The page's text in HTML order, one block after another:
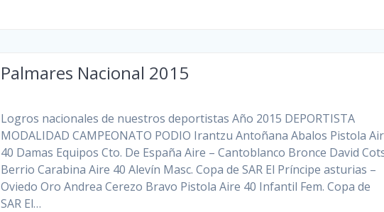
Palmares Nacional 2015
Logros nacionales de nuestros deportistas Año 2015 DEPORTISTA
MODALIDAD CAMPEONATO PODIO Irantzu Antoñana Abalos Pistola
40 Damas Equipos Cto. De España Aire – Cantoblanco Bronce David
Berrio Carabina Aire 40 Alevín Masc. Copa de SAR El Príncipe asturias –
Oviedo Oro Andrea Cerezo Bravo Pistola Aire 40 Infantil Fem. Copa de
SAR El…